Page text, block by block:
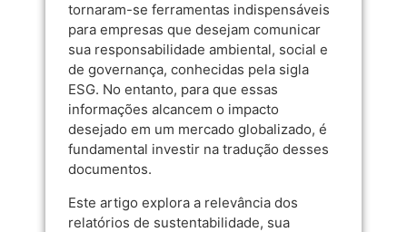
tornaram-se ferramentas indispensáveis
para empresas que desejam comunicar
sua responsabilidade ambiental, social e
de governança, conhecidas pela sigla
ESG. No entanto, para que essas
informações alcancem o impacto
desejado em um mercado globalizado, é
fundamental investir na tradução desses
documentos.
Este artigo explora a relevância dos
relatórios de sustentabilidade, sua